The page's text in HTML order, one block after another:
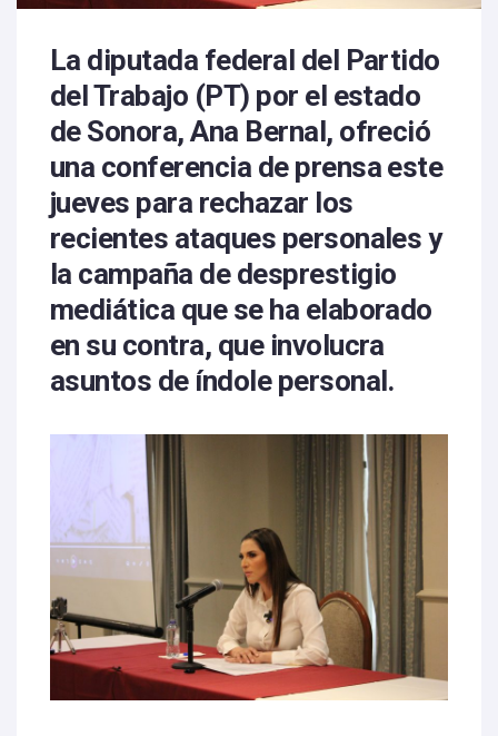
La diputada federal del Partido
del Trabajo (PT) por el estado
de Sonora,Ana Bernal, ofreció
una conferencia de prensa este
jueves para rechazar los
recientes ataques personales y
la campaña de desprestigio
mediática que se ha elaborado
en su contra, que involucra
asuntos de índole personal.